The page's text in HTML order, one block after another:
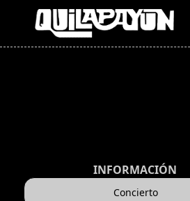
INFORMACIÓN
Concierto